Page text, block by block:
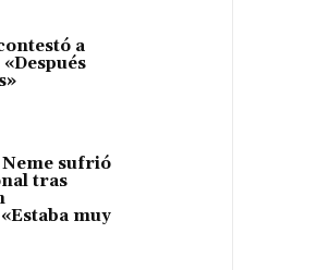
a
sufrió
tras
muy